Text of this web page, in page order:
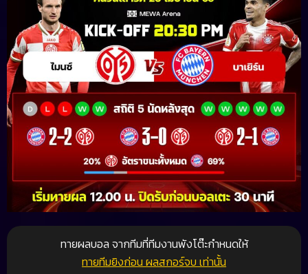
ทายผลบอล จากทีมที่ทีมงานพังโต๊ะกำหนดให้
ทายทีมยิงก่อน ผลสกอร์จบ เท่านั้น